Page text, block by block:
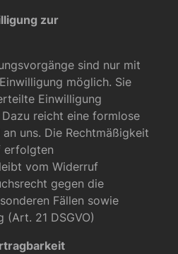
zur
sind nur mit
möglich. Sie
Einwilligung
reicht eine formlose
uns. Die Rechtmäßigkeit
erfolgten
vom Widerruf
gegen die
Fällen sowie
(Art. 21 DSGVO)